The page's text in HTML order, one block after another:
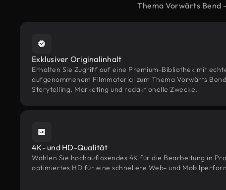
Thema Vorwärts Bend
Exklusiver Originalinhalt
Erhalten Sie Zugriff auf eine Premium-Bibliothek mit
aufgenommenem Filmmaterial zum Thema Vorwärts
Storytelling, Marketing und redaktionelle Zwecke.
4K- und HD-Qualität
Wählen Sie hochauflösendes 4K für die Bearbeitung in
optimiertes HD für eine schnellere Web- und